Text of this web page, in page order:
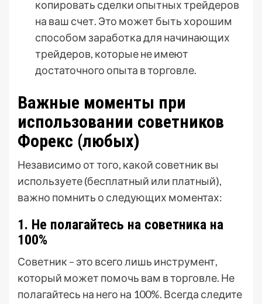
копировать сделки опытных трейдеров
на ваш счет. Это может быть хорошим
способом заработка для начинающих
трейдеров, которые не имеют
достаточного опыта в торговле.
Важные моменты при
использовании советников
Форекс (любых)
Независимо от того, какой советник вы
используете (бесплатный или платный),
важно помнить о следующих моментах:
1. Не полагайтесь на советника на
100%
Советник – это всего лишь инструмент,
который может помочь вам в торговле. Не
полагайтесь на него на 100%. Всегда следите